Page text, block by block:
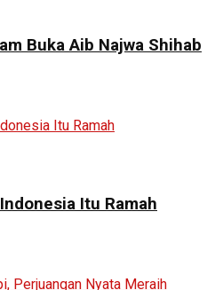
Buka Aib Najwa Shihab
Itu Ramah